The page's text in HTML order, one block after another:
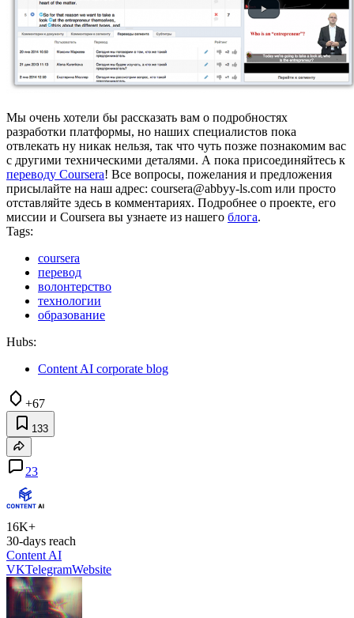
Мы очень хотели бы рассказать вам о подробностях
разработки платформы, но наших специалистов пока
отвлекать ну никак нельзя, так что чуть позже познакомим вас
с другими техническими деталями. А пока присоединяйтесь к
переводу Coursera! Все вопросы, пожелания и предложения
присылайте на наш адрес: coursera@abbyy-ls.com или просто
отставляйте здесь в комментариях. Подробнее о проекте, его
миссии и Coursera вы узнаете из нашего блога.
Tags:
coursera
перевод
волонтерство
технологии
образование
Hubs:
Content AI corporate blog
+67
133
23
16K+
30-days reach
Content AI
VKTelegramWebsite